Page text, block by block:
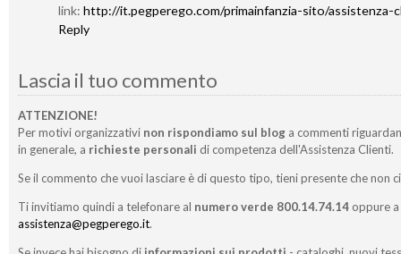
link: http://it.pegperego.com/primainfanzia-sito/assistenza-
Reply
Lascia il tuo commento
ATTENZIONE!
Per motivi organizzativi non rispondiamo sul bloga commenti
in generale, a richieste personali di competenza dell'Assistenza Clienti.
Se il commento che vuoi lasciare è di questo tipo, tieni presente che non
Ti invitiamo quindi a telefonare al numero verde 800.14.74.14oppure a
assistenza@pegperego.it.